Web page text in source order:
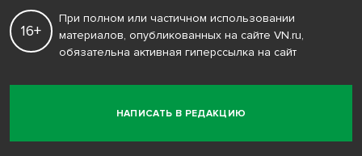
НАПИСАТЬ В РЕДАКЦИЮ
16+
При полном или частичном использовании
материалов, опубликованных на сайте VN.ru,
обязательна активная гиперссылка на сайт